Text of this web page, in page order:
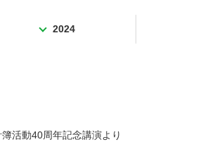
2024
活動40周年記念講演より